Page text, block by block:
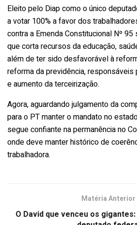
Eleito pelo Diap como o único
a votar 100% a favor dos
contra a Emenda Constitucional Nº
que corta recursos da educação,
além de ter sido desfavorável à
reforma da previdência,
e aumento da terceirização.
Agora, aguardando julgamento da
para o PT manter o mandato no
segue confiante na permanência no
onde deve manter histórico de
trabalhadora.
Matéria Anterior
O David que venceu os